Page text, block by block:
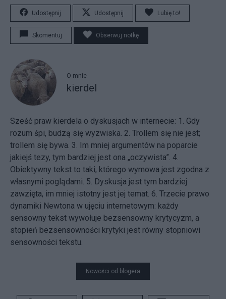
Udostępnij Udostępnij Lubię to!
Skomentuj Obserwuj notkę
O mnie
kierdel
Sześć praw kierdela o dyskusjach w internecie: 1. Gdy
rozum śpi, budzą się wyzwiska. 2. Trollem się nie jest;
trollem się bywa. 3. Im mniej argumentów na poparcie
jakiejś tezy, tym bardziej jest ona „oczywista”. 4.
Obiektywny tekst to taki, którego wymowa jest zgodna z
własnymi poglądami. 5. Dyskusja jest tym bardziej
zawzięta, im mniej istotny jest jej temat. 6. Trzecie prawo
dynamiki Newtona w ujęciu internetowym: każdy
sensowny tekst wywołuje bezsensowny krytycyzm, a
stopień bezsensowności krytyki jest równy stopniowi
sensowności tekstu.
Nowości od blogera